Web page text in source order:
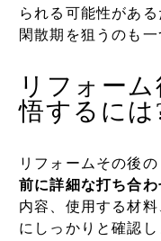
られる可能性があ
閑散期を狙うのも一
リフォー
悟するには
リフォームその後
前に詳細な打ち合わ
内容、使用する材
にしっかりと確認